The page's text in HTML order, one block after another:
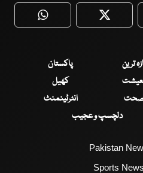
WhatsApp Twitter
ترین
پاکستان
کھیل
انٹرٹینمنٹ
دلچسپ و عجیب
Pakistan
Sports